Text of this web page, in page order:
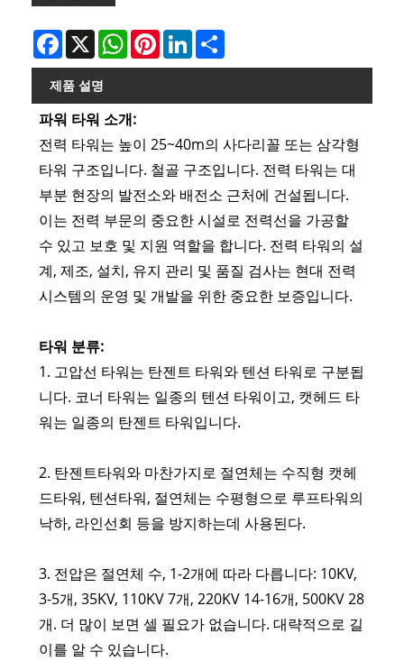
Facebook
X WhatsAppPinterestLinkedIn
제품 설명
파워 타워 소개:
전력 타워는 높이 25~40m의 사다리꼴 또는 삼각형
타워 구조입니다. 철골 구조입니다. 전력 타워는 대
부분 현장의 발전소와 배전소 근처에 건설됩니다.
이는 전력 부문의 중요한 시설로 전력선을 가공할
수 있고 보호 및 지원 역할을 합니다. 전력 타워의 설
계, 제조, 설치, 유지 관리 및 품질 검사는 현대 전력
시스템의 운영 및 개발을 위한 중요한 보증입니다.
타워 분류:
1. 고압선 타워는 탄젠트 타워와 텐션 타워로 구분됩
니다. 코너 타워는 일종의 텐션 타워이고, 캣헤드 타
워는 일종의 탄젠트 타워입니다.
2. 탄젠트타워와 마찬가지로 절연체는 수직형 캣헤
드타워, 텐션타워, 절연체는 수평형으로 루프타워의
낙하, 라인선회 등을 방지하는데 사용된다.
3. 전압은 절연체 수, 1-2개에 따라 다릅니다: 10KV,
3-5개, 35KV, 110KV 7개, 220KV 14-16개, 500KV 28
개. 더 많이 보면 셀 필요가 없습니다. 대략적으로 길
이를 알 수 있습니다.